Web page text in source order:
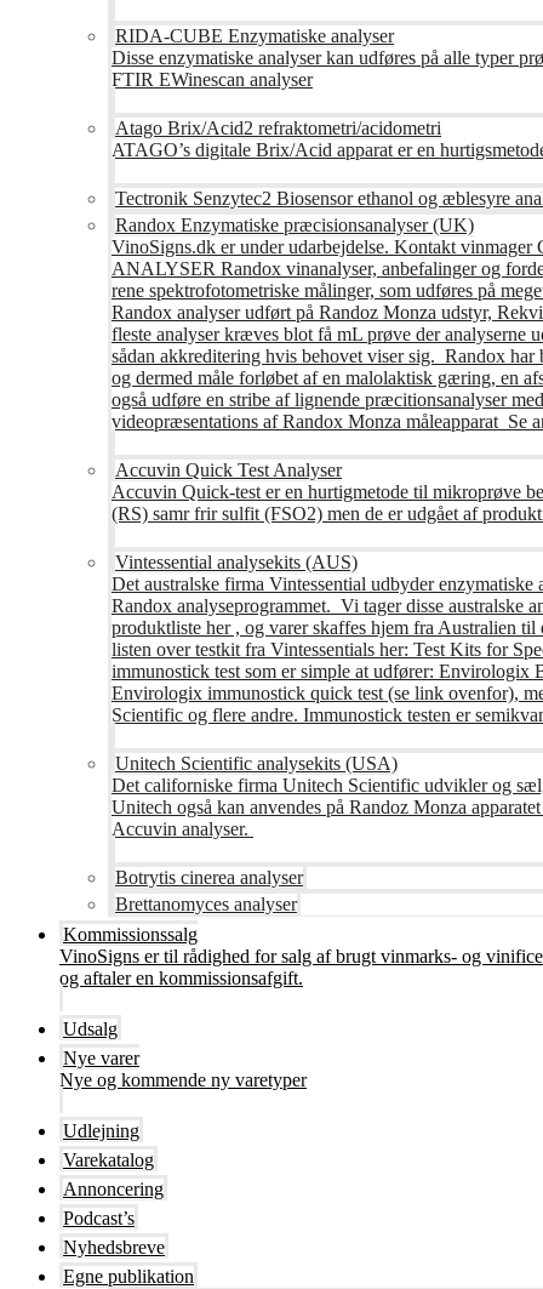
RIDA-CUBE Enzymatiske analyser
Disse enzymatiske analyser kan udføres på alle typer
FTIR EWinescan analyser
Atago Brix/Acid2 refraktometri/acidometri
ATAGO’s digitale Brix/Acid apparat er en
Tectronik Senzytec2 Biosensor ethanol og æblesyre
Randox Enzymatiske præcisionsanalyser (UK)
VinoSigns.dk er under udarbejdelse. Kontakt
ANALYSER Randox vinanalyser, anbefalinger og
rene spektrofotometriske målinger, som udføres på
Randox analyser udført på Randoz Monza udstyr,
fleste analyser kræves blot få mL prøve der analyserne
sådan akkreditering hvis behovet viser sig. Randox
og dermed måle forløbet af en malolaktisk gæring, en
også udføre en stribe af lignende præcitionsanalyser
videopræsentations af Randox Monza måleapparat
Accuvin Quick Test Analyser
Accuvin Quick-test er en hurtigmetode til mikroprøve
(RS) samr frir sulfit (FSO2) men de er udgået af
Vintessential analysekits (AUS)
Det australske firma Vintessential udbyder
Randox analyseprogrammet. Vi tager disse australske
produktliste her , og varer skaffes hjem fra Australien
listen over testkit fra Vintessentials her: Test Kits for
immunostick test som er simple at udfører: Envirologix
Envirologix immunostick quick test (se link ovenfor),
Scientific og flere andre. Immunostick testen er
Unitech Scientific analysekits (USA)
Det californiske firma Unitech Scientific udvikler og
Unitech også kan anvendes på Randoz Monza
Accuvin analyser.
Botrytis cinerea analyser
Brettanomyces analyser
Kommissionssalg
VinoSigns er til rådighed for salg af brugt vinmarks- og
og aftaler en kommissionsafgift.
Udsalg
Nye varer
Nye og kommende ny varetyper
Udlejning
Varekatalog
Annoncering
Podcast’s
Nyhedsbreve
Egne publikation